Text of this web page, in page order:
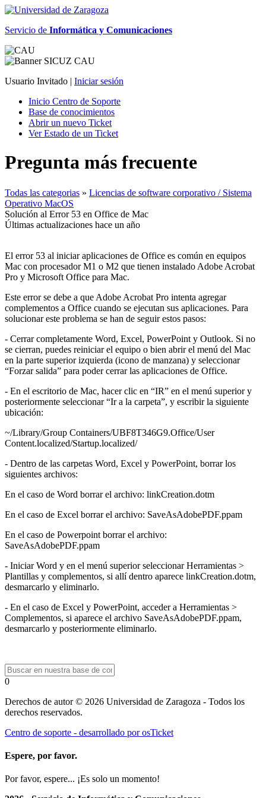
Servicio de Informática y Comunicaciones
Usuario Invitado | Iniciar sesión
Inicio Centro de Soporte
Base de conocimientos
Abrir un nuevo Ticket
Ver Estado de un Ticket
Pregunta más frecuente
Todas las categorias » Licencias de software corporativo / Sistema
Operativo MacOS
Solución al Error 53 en Office de Mac
Últimas actualizaciones hace un año
El error 53 al iniciar aplicaciones de Office es común en equipos
Mac con procesador M1 o M2 que tienen instalado Adobe Acrobat
Pro y Microsoft Office para Mac.
Este error se debe a que Adobe Acrobat Pro intenta agregar
complementos a Office cuando se ejecutan sus aplicaciones. Para
solucionar este problema se han de seguir estos pasos:
- Cerrar completamente Word, Excel, PowerPoint y Outlook. Si no
se cierran, puedes reiniciar el equipo o bien abrir el menú del Mac
en la parte superior izquierda (icono de manzana) y seleccionar
“Forzar salida” para poder cerrar las aplicaciones de Office.
- En el escritorio de Mac, hacer clic en “IR” en el menú superior y
posteriormente seleccionar “Ir a la carpeta”, y escribir la siguiente
ubicación:
~/Library/Group Containers/UBF8T346G9.Office/User
Content.localized/Startup.localized/
- Dentro de las carpetas Word, Excel y PowerPoint, borrar los
siguientes archivos:
En el caso de Word borrar el archivo: linkCreation.dotm
En el caso de Excel borrar el archivo: SaveAsAdobePDF.ppam
En el caso de Powerpoint borrar el archivo:
SaveAsAdobePDF.ppam
- Iniciar Word y en el menú superior seleccionar Herramientas >
Plantillas y complementos, si allí dentro aparece linkCreation.dotm,
desmarcarlo y eliminarlo.
- En el caso de Excel y PowerPoint, acceder a Herramientas >
Complementos, si aparece el archivo SaveAsAdobePDF.ppam,
desmarcarlo y posteriormente eliminarlo.
0
Derechos de autor © 2026 Universidad de Zaragoza - Todos los
derechos reservados.
Centro de soporte - desarrollado por osTicket
Espere, por favor.
Por favor, espere... ¡Es solo un momento!